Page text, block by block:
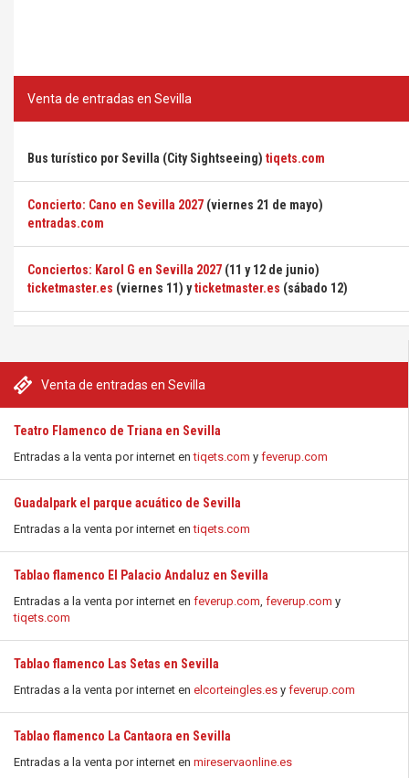
Venta de entradas en Sevilla
Teatro Flamenco de Triana en Sevilla
Entradas a la venta por internet entiqets.com y feverup.com
Guadalpark el parque acuático de Sevilla
Entradas a la venta por internet entiqets.com
Tablao flamenco El Palacio Andaluz en Sevilla
Entradas a la venta por internet en feverup.com, feverup.com y
tiqets.com
Tablao flamenco Las Setas en Sevilla
Entradas a la venta por internet en elcorteingles.es y feverup.com
Tablao flamenco La Cantaora en Sevilla
Entradas a la venta por internet en mireservaonline.es
Venta de entradas en Sevilla
Bus turístico por Sevilla (City Sightseeing) tiqets.com
Concierto: Cano en Sevilla 2027 (viernes 21 de mayo)
entradas.com
Conciertos: Karol G en Sevilla 2027 (11 y 12 de junio)
ticketmaster.es (viernes 11) yticketmaster.es (sábado 12)